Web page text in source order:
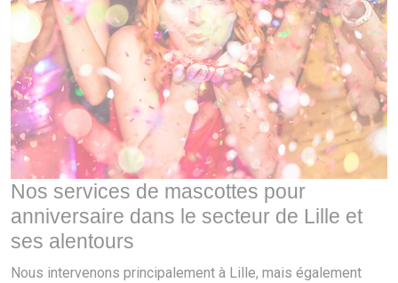
Nos services de mascottes pour
anniversaire dans le secteur de Lille et
ses alentours
Nous intervenons principalement à Lille, mais également